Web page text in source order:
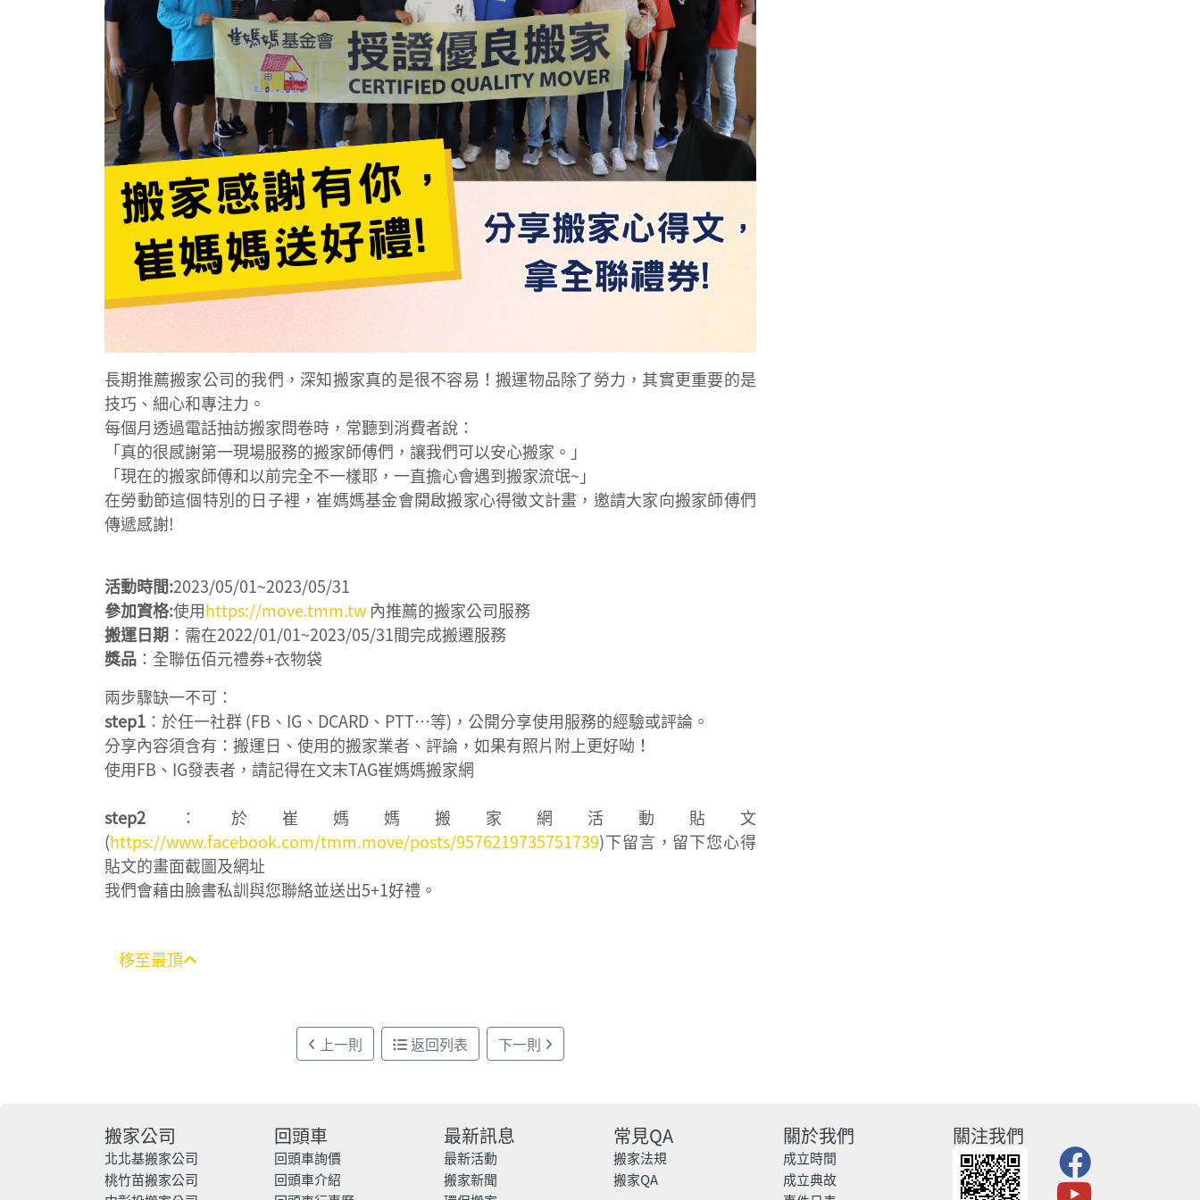
長期推薦搬家公司的我們，深知搬家真的是很不容易！搬運物品除了勞力，其實更重要的是
技巧、細心和專注力。
每個月透過電話抽訪搬家問卷時，常聽到消費者說：
「真的很感謝第一現場服務的搬家師傅們，讓我們可以安心搬家。」
「現在的搬家師傅和以前完全不一樣耶，一直擔心會遇到搬家流氓~」
在勞動節這個特別的日子裡，崔媽媽基金會開啟搬家心得徵文計畫，邀請大家向搬家師傅們
傳遞感謝!
活動時間:2023/05/01~2023/05/31
參加資格:使用https://move.tmm.tw 內推薦的搬家公司服務
搬運日期 ：需在2022/01/01~2023/05/31間完成搬遷服務
獎品 ：全聯伍佰元禮券+衣物袋
兩步驟缺一不可：
step1 ：於任一社群 (FB、IG、DCARD、PTT…等)，公開分享使用服務的經驗或評論。
分享內容須含有：搬運日、使用的搬家業者、評論，如果有照片附上更好呦！
使用FB、IG發表者，請記得在文末TAG崔媽媽搬家網
step2 ：於崔媽媽搬家網活動貼文
(https://www.facebook.com/tmm.move/posts/9576219735751739)下留言，留下您心得
貼文的畫面截圖及網址
我們會藉由臉書私訓與您聯絡並送出5+1好禮。
移至最頂
上一則 返回列表 下一則
搬家公司
北北基搬家公司
桃竹苗搬家公司
回頭車
回頭車詢價
回頭車介紹
最新訊息
最新活動
搬家新聞
常見QA
搬家法規
搬家QA
關於我們
成立時間
成立典故
關注我們